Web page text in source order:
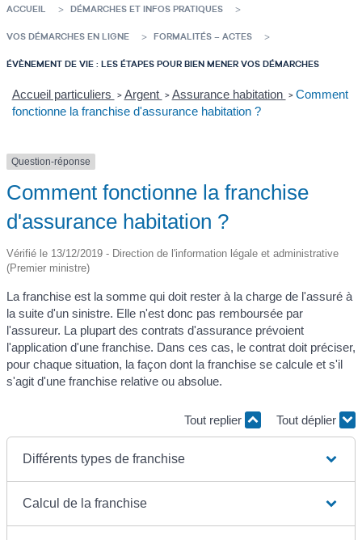
ACCUEIL DÉMARCHES ET INFOS PRATIQUES
VOS DÉMARCHES EN LIGNE FORMALITÉS – ACTES
ÉVÈNEMENT DE VIE : LES ÉTAPES POUR BIEN MENER VOS DÉMARCHES
Accueil particuliers > Argent > Assurance habitation > Comment
fonctionne la franchise d'assurance habitation ?
Question-réponse
Comment fonctionne la franchise
d'assurance habitation ?
Vérifié le 13/12/2019 - Direction de l'information légale et administrative
(Premier ministre)
La franchise est la somme qui doit rester à la charge de l'assuré à
la suite d'un sinistre. Elle n'est donc pas remboursée par
l'assureur. La plupart des contrats d'assurance prévoient
l'application d'une franchise. Dans ces cas, le contrat doit préciser,
pour chaque situation, la façon dont la franchise se calcule et s'il
s'agit d'une franchise relative ou absolue.
Tout replier Tout déplier
Différents types de franchise
Calcul de la franchise